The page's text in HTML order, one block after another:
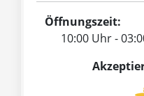
Öffnungszeit:
10:00 Uhr -